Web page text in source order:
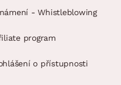
- Whistleblowing
program
o přístupnosti